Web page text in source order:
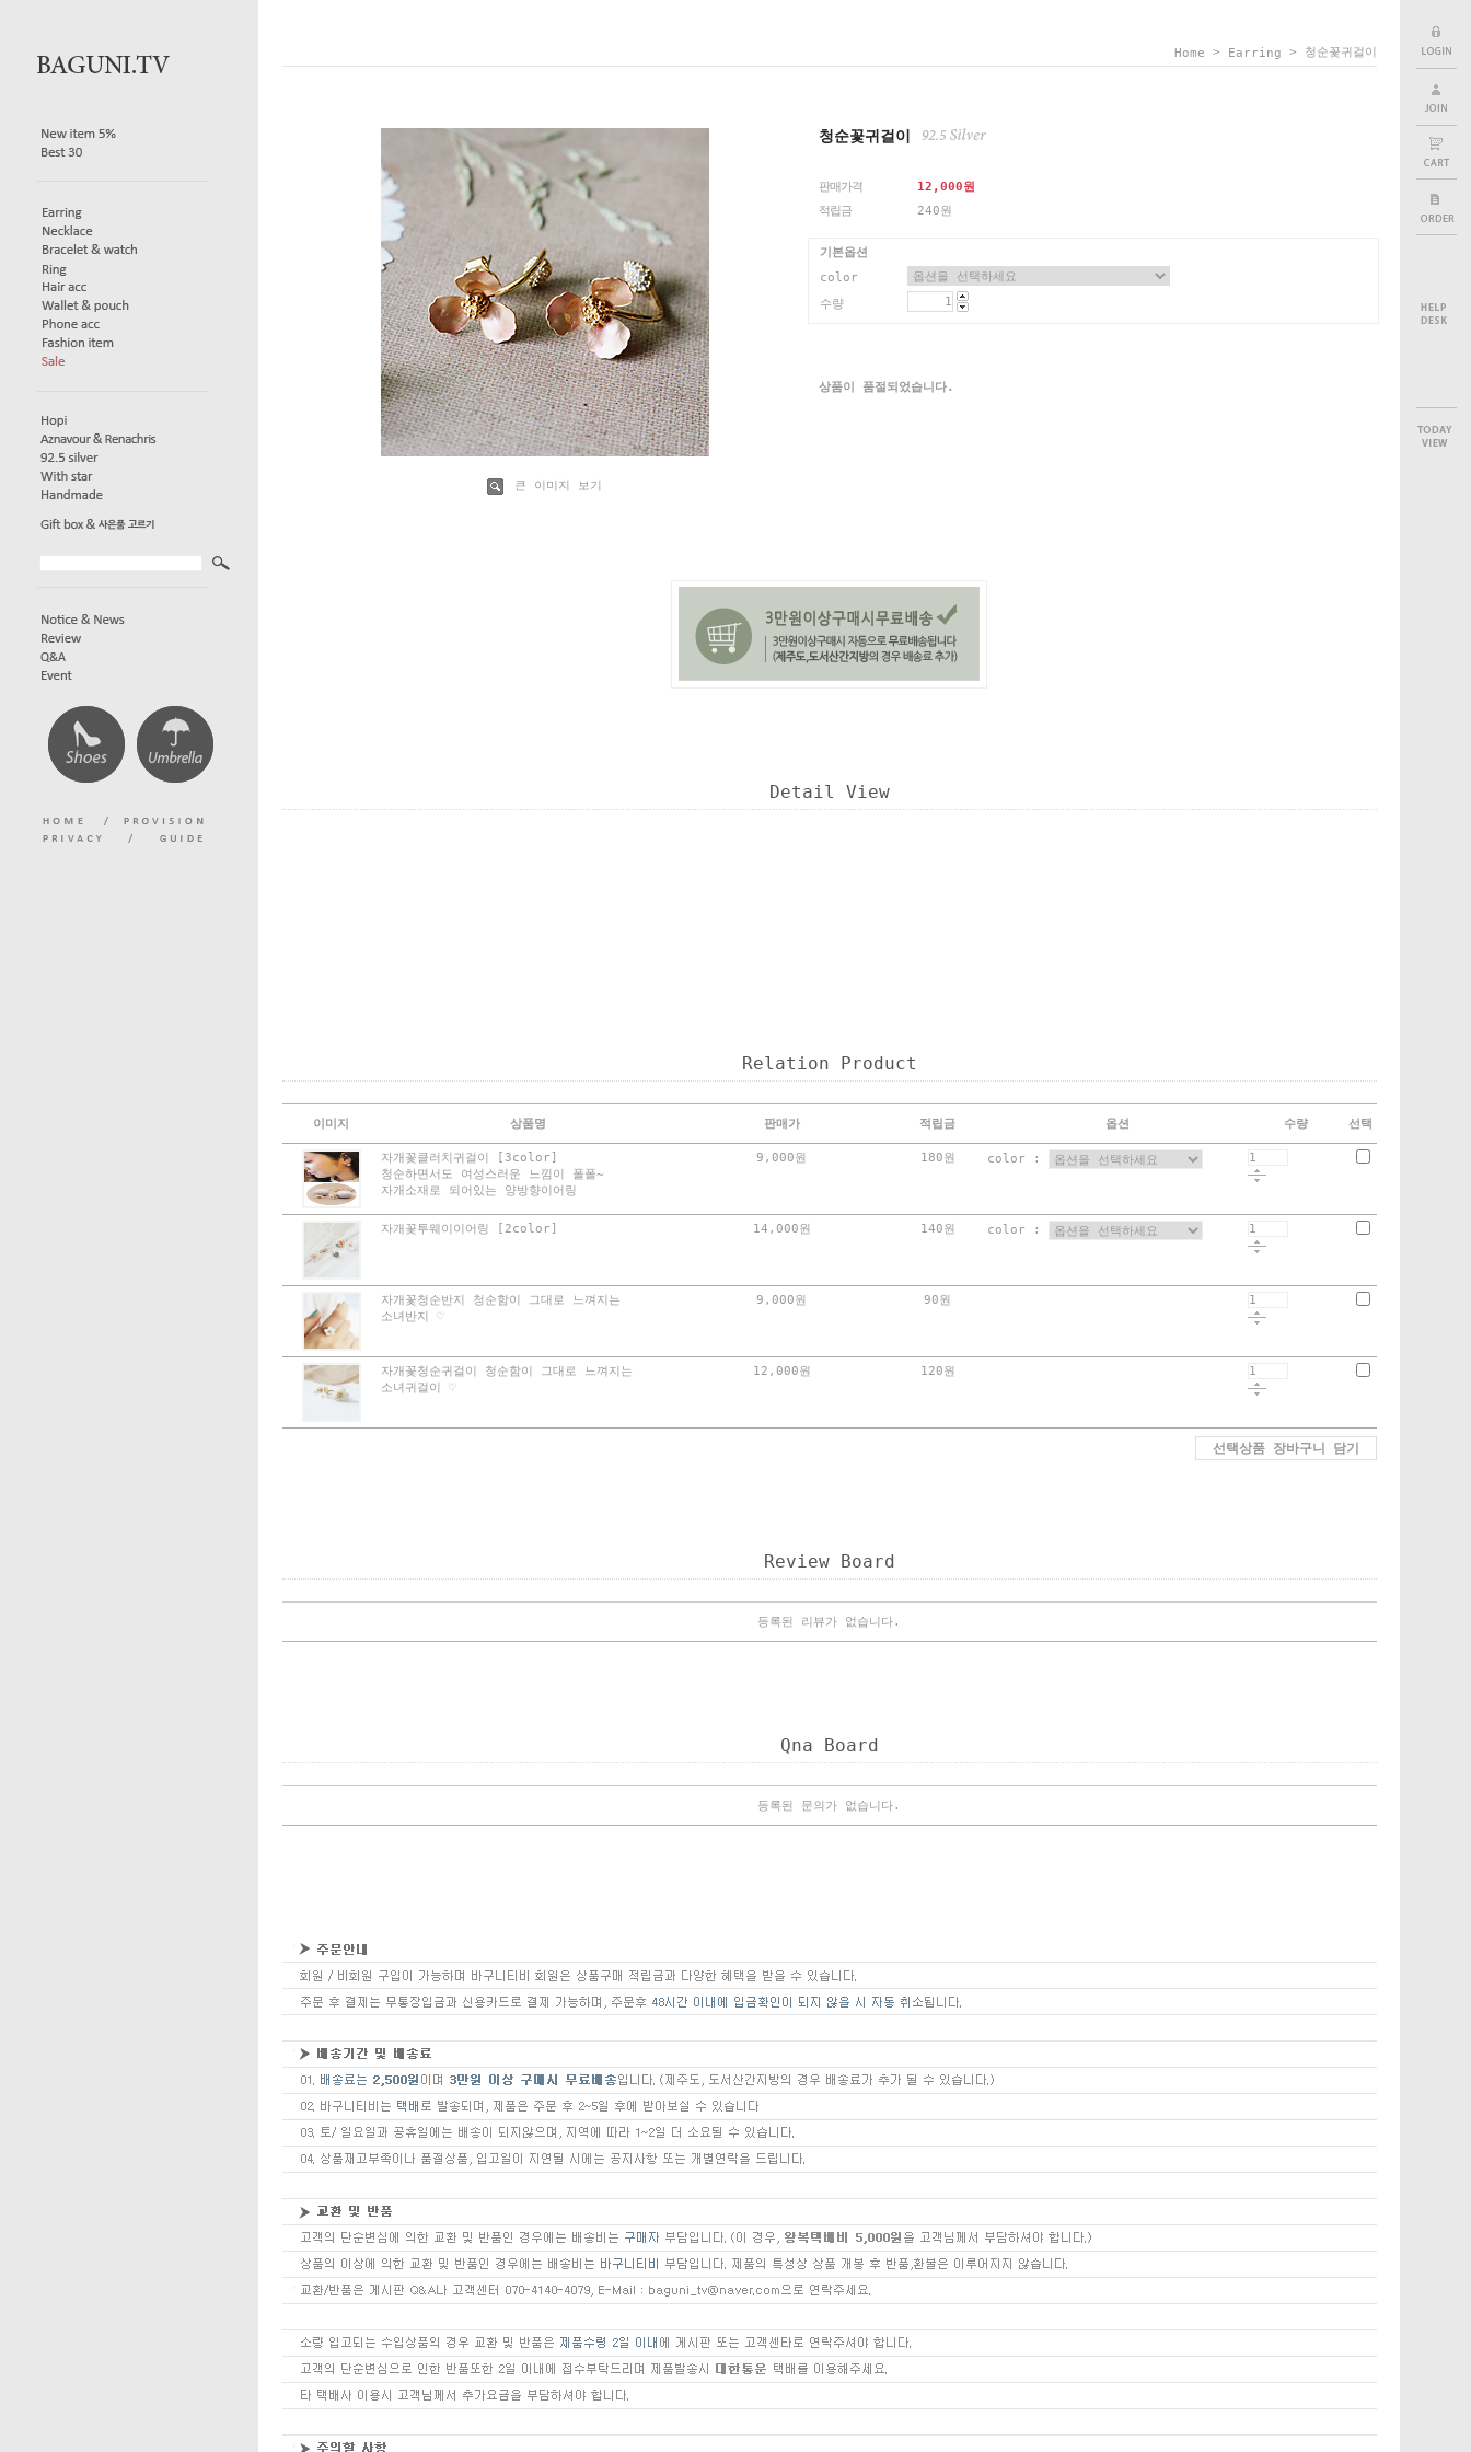
Home > Earring > 청순꽃귀걸이
큰 이미지 보기
청순꽃귀걸이
판매가격 12,000원
적립금
240원
기본옵션
color
수량
상품이 품절되었습니다.
Detail View
Relation Product
이미지 상품명 판매가 적립금 옵션 수량 선택
자개꽃클러치귀걸이 [3color]
청순하면서도 여성스러운 느낌이 폴폴~
자개소재로 되어있는 양방향이어링
9,000원 180원
color :
자개꽃투웨이이어링 [2color] 14,000원 140원
color :
자개꽃청순반지 청순함이 그대로 느껴지는
소녀반지 ♡
9,000원
90원
자개꽃청순귀걸이 청순함이 그대로 느껴지는
소녀귀걸이 ♡
12,000원
120원
선택상품 장바구니 담기
Review Board
등록된 리뷰가 없습니다.
Qna Board
등록된 문의가 없습니다.